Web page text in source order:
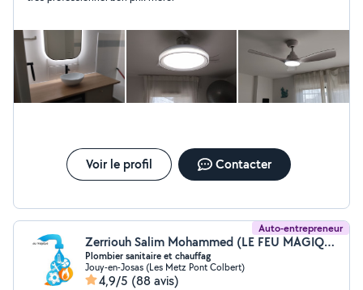
Voir le profil Contacter
Auto-entrepreneur
Zerriouh Salim Mohammed (LE FEU MAGIQUE SALIM)
Plombier sanitaire et chauffag
Jouy-en-Josas (Les Metz Pont Colbert)
4,9/5 (88 avis)